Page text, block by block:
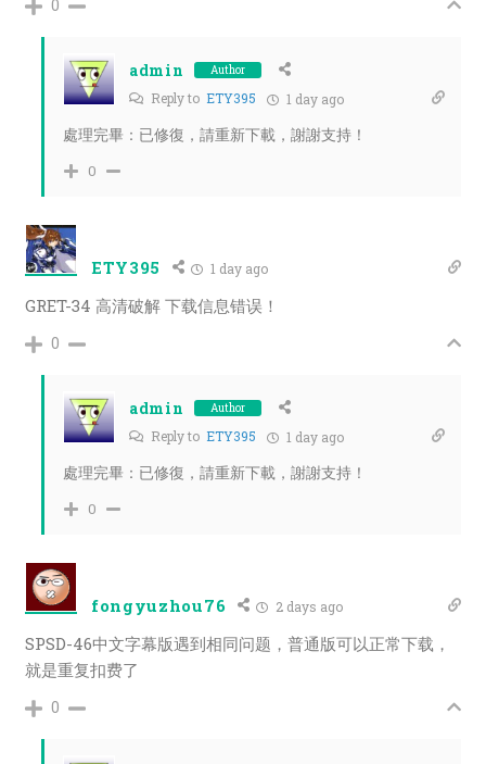
0
admin Author
Reply to ETY395 1 day ago
處理完畢：已修復，請重新下載，謝謝支持！
0
ETY395 1 day ago
GRET-34 高清破解 下载信息错误！
0
admin Author
Reply to ETY395 1 day ago
處理完畢：已修復，請重新下載，謝謝支持！
0
fongyuzhou76 2 days ago
SPSD-46中文字幕版遇到相同问题，普通版可以正常下载，
就是重复扣费了
0